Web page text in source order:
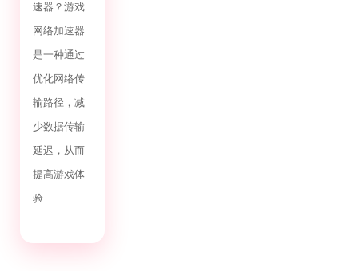
速器？游戏
网络加速器
是一种通过
优化网络传
输路径，减
少数据传输
延迟，从而
提高游戏体
验